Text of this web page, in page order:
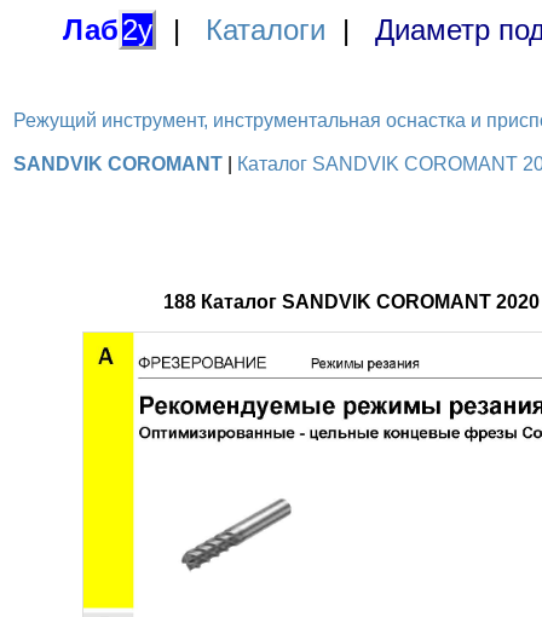
Лаб2у | Каталоги | Диаметр
Режущий инструмент, инструментальная оснастка и
SANDVIK COROMANT Каталог SANDVIK COROMANT
188 Каталог SANDVIK COROMANT